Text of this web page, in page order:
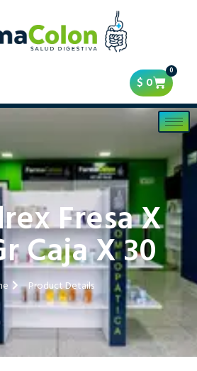
$0
0
Fresa X
Caja X 30
Product Details